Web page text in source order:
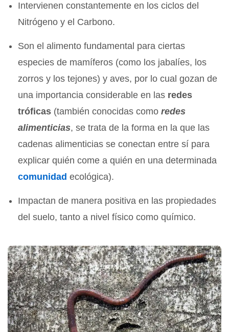
Intervienen constantemente en los ciclos del
Nitrógeno y el Carbono.
Son el alimento fundamental para ciertas
especies de mamíferos (como los jabalíes, los
zorros y los tejones) y aves, por lo cual gozan de
una importancia considerable en las redes
tróficas (también conocidas como redes
alimenticias, se trata de la forma en la que las
cadenas alimenticias se conectan entre sí para
explicar quién come a quién en una determinada
comunidad ecológica).
Impactan de manera positiva en las propiedades
del suelo, tanto a nivel físico como químico.